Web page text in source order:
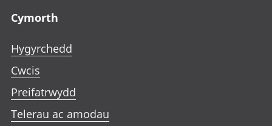
Cymorth
Hygyrchedd
Cwcis
Preifatrwydd
Telerau ac amodau